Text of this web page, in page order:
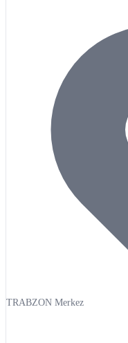
TRABZON Merkez